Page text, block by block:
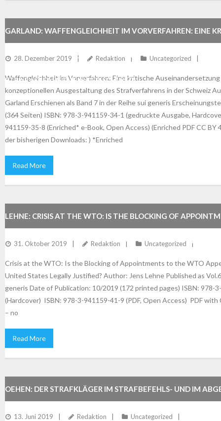
GARLAND: WAFFENGLEICHHEIT IM VORVERFAHREN: EINE
AUSEINANDERSETZUNG MIT DER KONZEPTIONELLEN
STRAFVERFAHRENS IN DER SCHWEIZ
28. Dezember 2019 Redaktion Uncategorized
Waffengleichheit im Vorverfahren: Eine kritische
konzeptionellen Ausgestaltung des Strafverfahrens in der Schweiz
Garland Erschienen als Band 7 in der Reihe sui generis
(364 Seiten) ISBN: 978-3-941159-34-1 (gedruckte Ausgabe,
941159-35-8 (Enriched* e-Book, Open Access) (Enriched PDF CC BY
der bisherigen Downloads: ) *Enriched
Read More
LEHNE: CRISIS AT THE WTO: IS THE BLOCKING OF
WTO APPELLATE BODY BY THE UNITED STATES LEGALLY
31. Oktober 2019 Redaktion Uncategorized
Crisis at the WTO: Is the Blocking of Appointments to the WTO
United States Legally Justified? Author: Jens Lehne Published as
generis Date of Publication: 10/2019 (172 printed pages) ISBN: 978-
(Hardcover) ISBN: 978-3-941159-41-9 (PDF, Open Access) PDF with
– no
Read More
OEHEN: DER STRAFKLÄGER IM STRAFBEFEHLS- UND IM
VERFAHREN
13. Juni 2019 Redaktion Uncategorized